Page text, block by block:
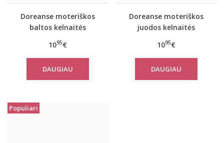
Doreanse moteriškos
baltos kelnaitės
neriniais
1095€
DAUGIAU
Doreanse moteriškos
juodos kelnaitės
neriniais
1095€
DAUGIAU
Populiari